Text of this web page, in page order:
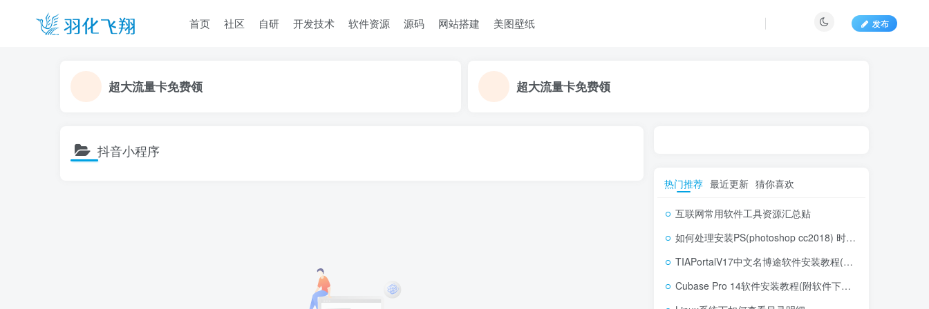
首页 社区 自研 开发技术 软件资源 源码 网站搭建 美图壁纸 发布
超大流量卡免费领 超大流量卡免费领
抖音小程序
热门推荐 最近更新 猜你喜欢
互联网常用软件工具资源汇总贴
如何处理安装PS(photoshop cc2018) 时，提示系统或者IE浏览器需要升级
TIAPortalV17中文名博途软件安装教程(附软件下载地址)
Cubase Pro 14软件安装教程(附软件下载地址)